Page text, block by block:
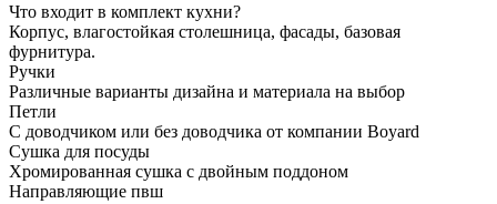
Что входит в комплект кухни?
Корпус, влагостойкая столешница, фасады, базовая
фурнитура.
Ручки
Различные варианты дизайна и материала на выбор
Петли
С доводчиком или без доводчика от компании Boyard
Сушка для посуды
Хромированная сушка с двойным поддоном
Направляющие пвш